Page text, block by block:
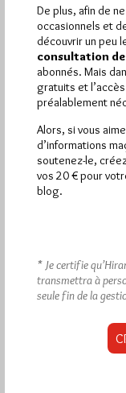
DansDivers
Hier jeudi 6 août
2 608 pages
Abonnement aux
De plus, afin de
occasionnels et
découvrir un peu
consultation
abonnés. Mais
gratuits et
préalablement
Alors, si vous
d’informations
soutenez-le,
vos 20 € pour
blog.
* Je certifie
transmettra à
seule fin de la